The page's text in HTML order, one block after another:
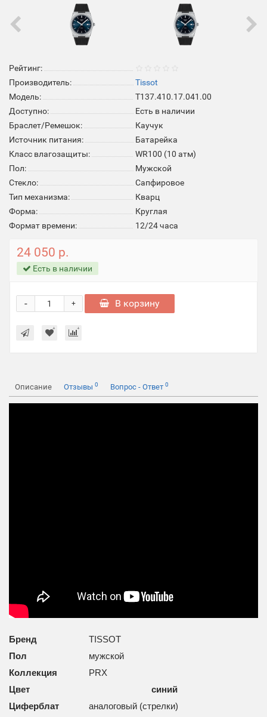
Рейтинг:
Производитель:
Tissot
Модель:
T137.410.17.041.00
Доступно:
Есть в наличии
Браслет/Ремешок:
Каучук
Источник питания:
Батарейка
Класс влагозащиты:
WR100 (10 атм)
Пол:
Мужской
Стекло:
Cапфировое
Тип механизма:
Кварц
Форма:
Круглая
Формат времени:
12/24 часа
24 050 р.
Есть в наличии
+
- В корзину
Описание Отзывы 0 Вопрос - Ответ 0
Бренд
TISSOT
Пол
мужской
Коллекция
PRX
Цвет синий
Циферблат
аналоговый (стрелки)